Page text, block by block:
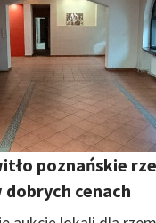
poznańskie
cenach